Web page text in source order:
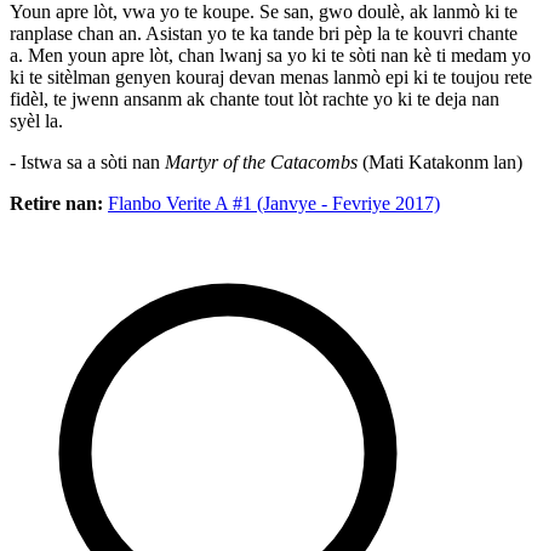
Youn apre lòt, vwa yo te koupe. Se san, gwo doulè, ak lanmò ki te
ranplase chan an. Asistan yo te ka tande bri pèp la te kouvri chante
a. Men youn apre lòt, chan lwanj sa yo ki te sòti nan kè ti medam yo
ki te sitèlman genyen kouraj devan menas lanmò epi ki te toujou rete
fidèl, te jwenn ansanm ak chante tout lòt rachte yo ki te deja nan
syèl la.
- Istwa sa a sòti nan Martyr of the Catacombs (Mati Katakonm lan)
Retire nan: Flanbo Verite A #1 (Janvye - Fevriye 2017)